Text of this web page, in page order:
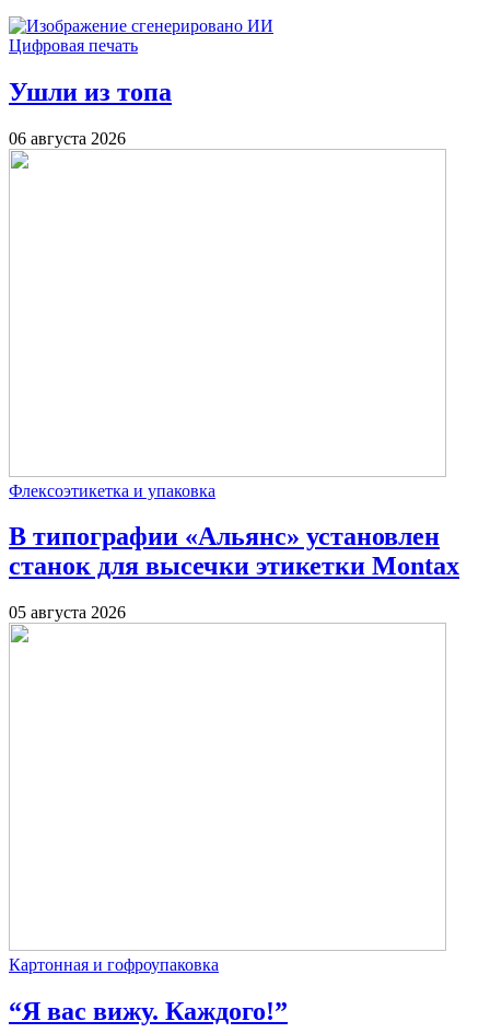
Цифровая печать
Ушли из топа
06 августа 2026
Флексоэтикетка и упаковка
В типографии «Альянс» установлен
станок для высечки этикетки Montax
05 августа 2026
Картонная и гофроупаковка
“Я вас вижу. Каждого!”